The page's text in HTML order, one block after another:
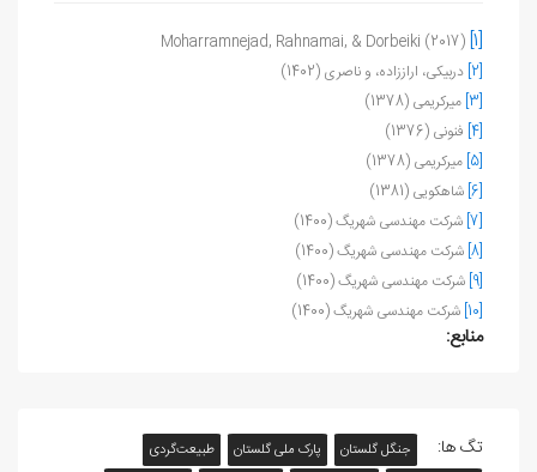
[1]
Moharramnejad, Rahnamai, & Dorbeiki (2017)
[2] دربیکی، اراززاده، و ناصری (1402)
[3] میرکریمی (1378)
[4] فنونی (1376)
[5] میرکریمی (1378)
[6] شاهکویی (1381)
[7] شرکت مهندسی شهریگ (1400)
[8] شرکت مهندسی شهریگ (1400)
[9] شرکت مهندسی شهریگ (1400)
[10] شرکت مهندسی شهریگ (1400)
منابع:
تگ ها: جنگل گلستان پارک ملی گلستان
طبیعت‌گردی